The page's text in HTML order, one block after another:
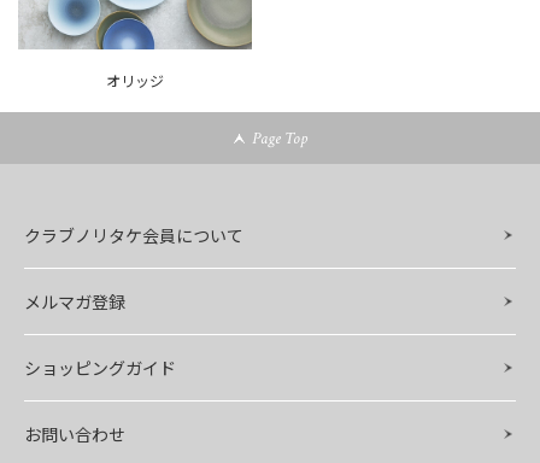
オリッジ
Page Top
クラブノリタケ会員について
メルマガ登録
ショッピングガイド
お問い合わせ